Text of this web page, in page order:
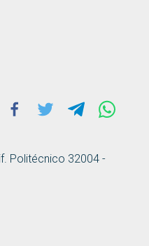
Politécnico 32004 -
Facebook
Twitter Telegram